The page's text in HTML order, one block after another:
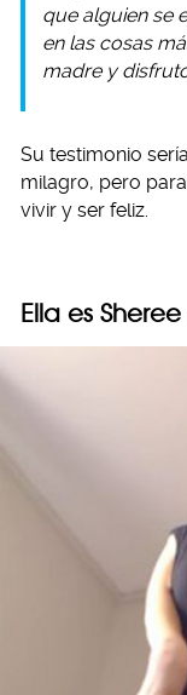
que alguien se
en las cosas
madre y
Su testimonio
milagro, pero
vivir y ser feliz.
Ella es